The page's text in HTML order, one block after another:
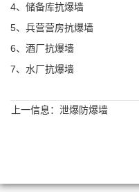
4、储备库抗爆墙
5、兵营营房抗爆墙
6、酒厂抗爆墙
7、水厂抗爆墙
上一信息： 泄爆防爆墙